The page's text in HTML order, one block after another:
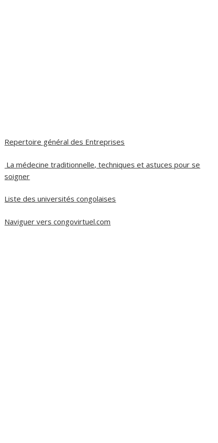
Repertoire général des Entreprises
La médecine traditionnelle, techniques et astuces pour se
soigner
Liste des universités congolaises
Naviguer vers congovirtuel.com